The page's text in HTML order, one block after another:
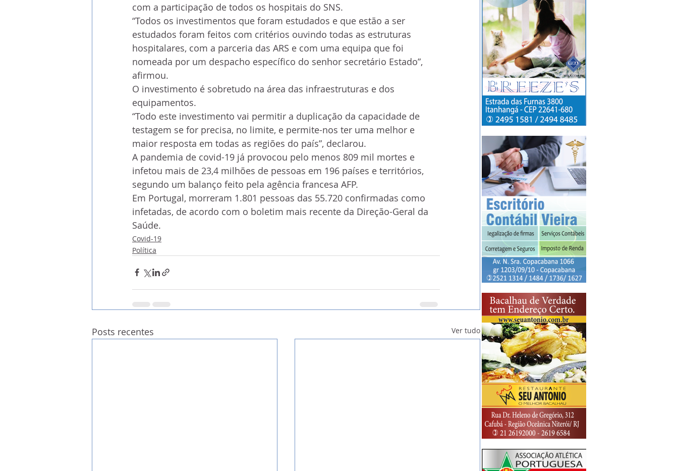
com a participação de todos os hospitais do SNS.
“Todos os investimentos que foram estudados e que estão a ser
estudados foram feitos com critérios ouvindo todas as estruturas
hospitalares, com a parceria das ARS e com uma equipa que foi
nomeada por um despacho específico do senhor secretário Estado”,
afirmou.
O investimento é sobretudo na área das infraestruturas e dos
equipamentos.
“Todo este investimento vai permitir a duplicação da capacidade de
testagem se for precisa, no limite, e permite-nos ter uma melhor e
maior resposta em todas as regiões do país”, declarou.
A pandemia de covid-19 já provocou pelo menos 809 mil mortes e
infetou mais de 23,4 milhões de pessoas em 196 países e territórios,
segundo um balanço feito pela agência francesa AFP.
Em Portugal, morreram 1.801 pessoas das 55.720 confirmadas como
infetadas, de acordo com o boletim mais recente da Direção-Geral da
Saúde.
Covid-19
Política
Posts recentes Ver tudo